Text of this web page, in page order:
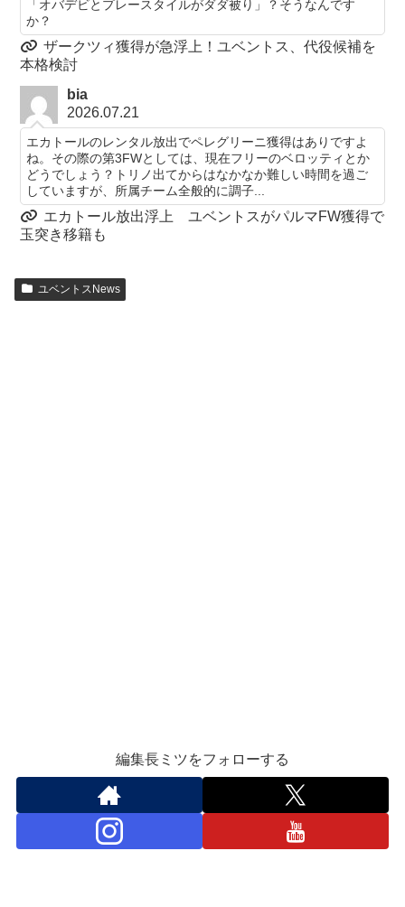
「オバデビとプレースタイルがダダ被り」？そうなんです
か？
ザークツィ獲得が急浮上！ユベントス、代役候補を
本格検討
bia
2026.07.21
エカトールのレンタル放出でペレグリーニ獲得はありですよ
ね。その際の第3FWとしては、現在フリーのベロッティとか
どうでしょう？トリノ出てからはなかなか難しい時間を過ご
していますが、所属チーム全般的に調子...
エカトール放出浮上 ユベントスがパルマFW獲得で
玉突き移籍も
ユベントスNews
編集長ミツをフォローする